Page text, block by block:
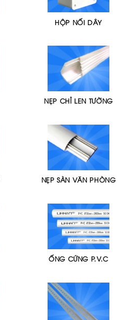
HỘP NỐI DÂY
NẸP CHỈ LEN TƯỜNG
NẸP SÀN VĂN PHÒNG
ỐNG CỨNG P.V.C